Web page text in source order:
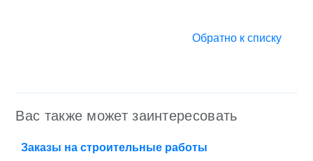
Обратно к списку
Вас также может заинтересовать
Заказы на строительные работы